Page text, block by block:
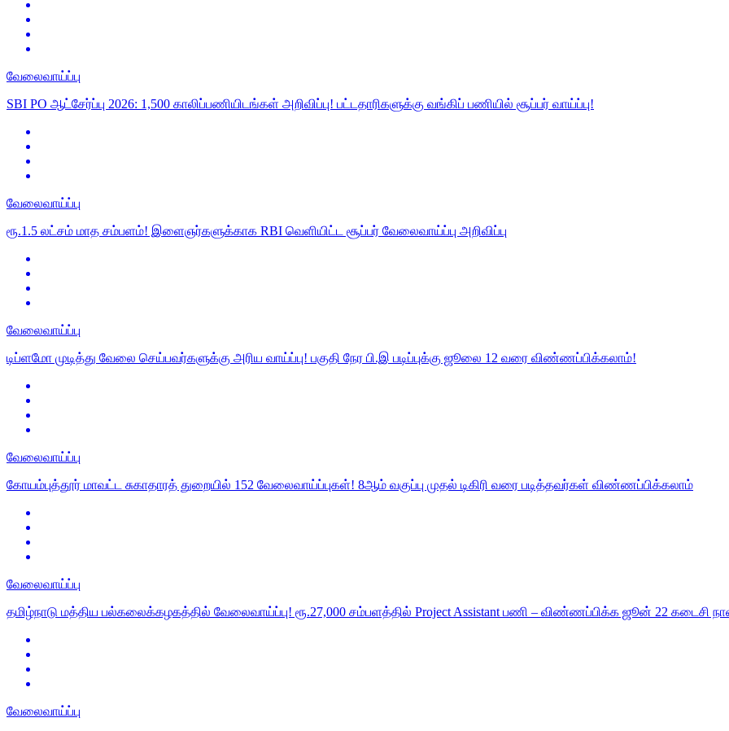
வேலைவாய்ப்பு
SBI PO ஆட்சேர்ப்பு 2026: 1,500 காலிப்பணியிடங்கள் அறிவிப்பு! பட்டதாரிகளுக்கு வங்கிப் பணியில் சூப்பர் வாய்ப்பு!
வேலைவாய்ப்பு
ரூ.1.5 லட்சம் மாத சம்பளம்! இளைஞர்களுக்காக RBI வெளியிட்ட சூப்பர் வேலைவாய்ப்பு அறிவிப்பு
வேலைவாய்ப்பு
டிப்ளமோ முடித்து வேலை செய்பவர்களுக்கு அரிய வாய்ப்பு! பகுதி நேர பி.இ படிப்புக்கு ஜூலை 12 வரை விண்ணப்பிக்கலாம்!
வேலைவாய்ப்பு
கோயம்புத்தூர் மாவட்ட சுகாதாரத் துறையில் 152 வேலைவாய்ப்புகள்! 8ஆம் வகுப்பு முதல் டிகிரி வரை படித்தவர்கள் விண்ணப்பிக்கலாம்
வேலைவாய்ப்பு
தமிழ்நாடு மத்திய பல்கலைக்கழகத்தில் வேலைவாய்ப்பு! ரூ.27,000 சம்பளத்தில் Project Assistant பணி – விண்ணப்பிக்க ஜூன் 22 கடைசி
வேலைவாய்ப்பு